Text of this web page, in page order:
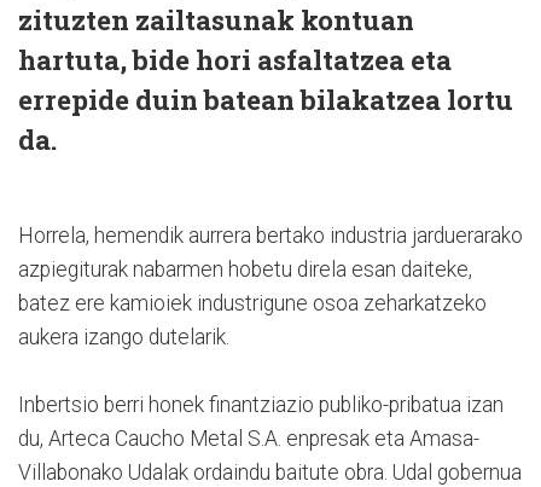
zituzten zailtasunak kontuan
hartuta, bide hori asfaltatzea eta
errepide duin batean bilakatzea lortu
da.
Horrela, hemendik aurrera bertako industria jarduerarako
azpiegiturak nabarmen hobetu direla esan daiteke,
batez ere kamioiek industrigune osoa zeharkatzeko
aukera izango dutelarik.
Inbertsio berri honek finantziazio publiko-pribatua izan
du, Arteca Caucho Metal S.A. enpresak eta Amasa-
Villabonako Udalak ordaindu baitute obra. Udal gobernua